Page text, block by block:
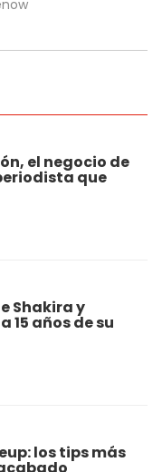
el negocio de
que
Shakira y
15 años de su
los tips más